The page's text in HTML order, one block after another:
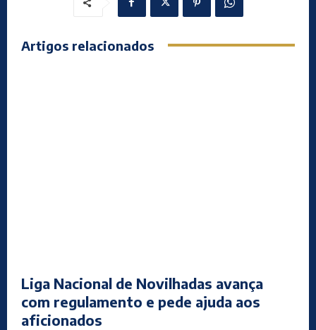
Artigos relacionados
Liga Nacional de Novilhadas avança
com regulamento e pede ajuda aos
aficionados